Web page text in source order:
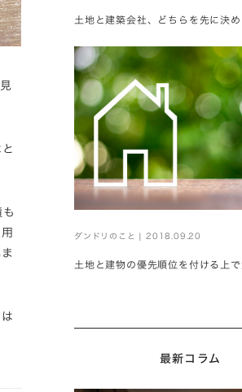
土地と建築会社、どちらを先に決め
ダンドリのこと | 2018.09.20
土地と建物の優先順位を付ける上で
最新コラム